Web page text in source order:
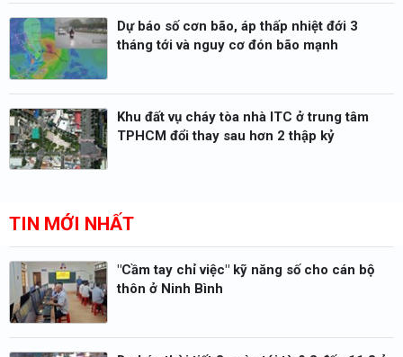
Dự báo số cơn bão, áp thấp nhiệt đới 3
tháng tới và nguy cơ đón bão mạnh
Khu đất vụ cháy tòa nhà ITC ở trung tâm
TPHCM đổi thay sau hơn 2 thập kỷ
TIN MỚI NHẤT
"Cầm tay chỉ việc" kỹ năng số cho cán bộ
thôn ở Ninh Bình